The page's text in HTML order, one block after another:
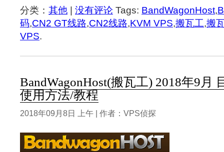
分类： 其他 没有评论 Tags: BandWagonHost,
码,CN2 GT线路,CN2线路,KVM VPS,搬瓦工,搬
VPS.
BandWagonHost(搬瓦工) 2018年9月
使用方法/教程
2018年09月8日 上午 | 作者：VPS侦探